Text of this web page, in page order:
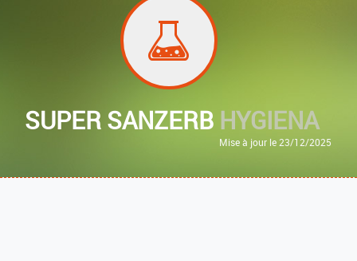
SUPER SANZERB HYGIENA
Mise à jour le 23/12/2025